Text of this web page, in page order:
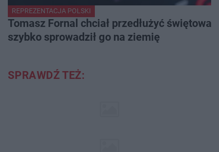
REPREZENTACJA POLSKI
Tomasz Fornal chciał przedłużyć
szybko sprowadził go na ziemię
SPRAWDŹ TEŻ: